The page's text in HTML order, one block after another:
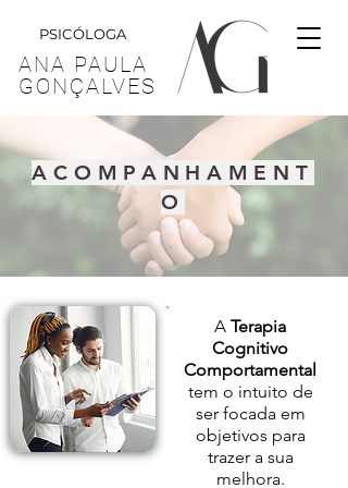
ANA PAULA
GONÇALVES
PSICÓLOGA
ACOMPANHAMENT
O
A Terapia
Cognitivo
Comportamental
tem o intuito de
ser focada em
objetivos para
trazer a sua
melhora.